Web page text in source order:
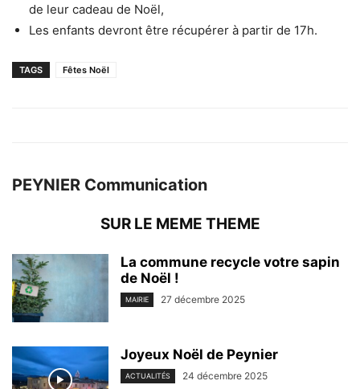
de leur cadeau de Noël,
Les enfants devront être récupérer à partir de 17h.
TAGS Fêtes Noël
PEYNIER Communication
SUR LE MEME THEME
La commune recycle votre sapin
de Noël !
MAIRIE 27 décembre 2025
Joyeux Noël de Peynier
ACTUALITÉS 24 décembre 2025